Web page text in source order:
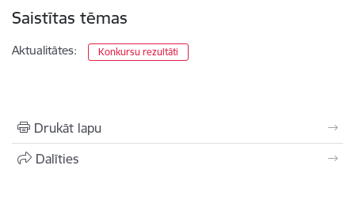
Saistītas tēmas
Aktualitātes: Konkursu rezultāti
Drukāt lapu
Dalīties